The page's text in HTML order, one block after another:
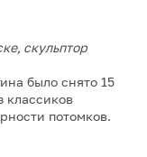
скульптор
было снято 15
классиков
потомков.